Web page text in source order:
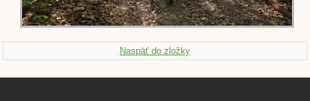
Naspäť do zložky